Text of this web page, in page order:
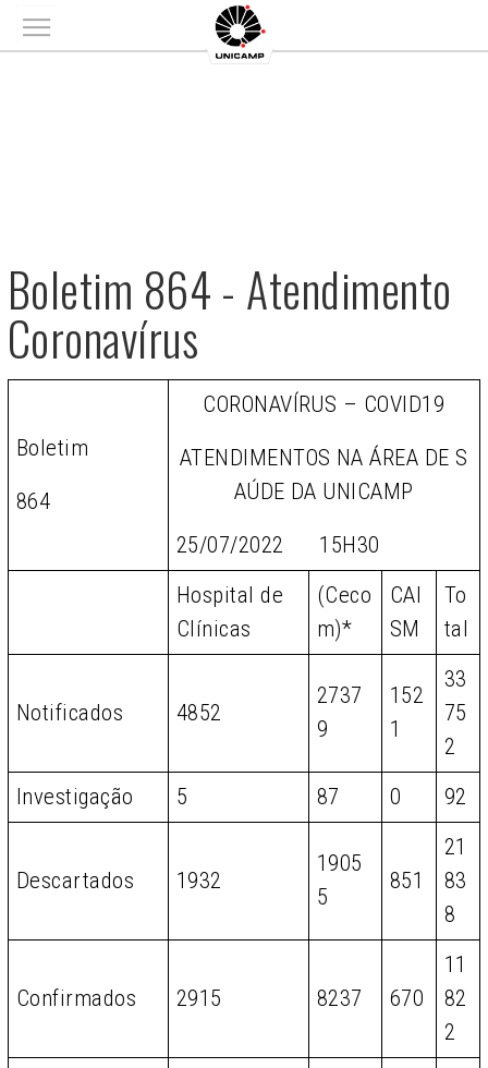
Main menu
Boletim 864 - Atendimento
Coronavírus
Boletim
864
CORONAVÍRUS – COVID19
ATENDIMENTOS NA ÁREA DE S
AÚDE DA UNICAMP
25/07/2022 15H30
Hospital de
Clínicas
(Ceco
m)*
CAI
SM
To
tal
Notificados 4852
2737
9
152
1
33
75
2
Investigação
5 87 0 92
Descartados 1932
1905
5
851
21
83
8
Confirmados 2915 8237 670
11
82
2